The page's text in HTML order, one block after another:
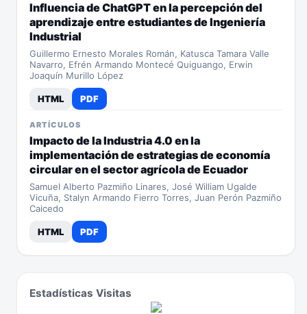
Estadísticas Visitas
Influencia de ChatGPT en la percepción del
aprendizaje entre estudiantes de Ingeniería
Industrial
Guillermo Ernesto Morales Román, Katusca Tamara Valle
Navarro, Efrén Armando Montecé Quiguango, Erwin
Joaquín Murillo López
HTML PDF
ARTÍCULOS
Impacto de la Industria 4.0 en la
implementación de estrategias de economía
circular en el sector agrícola de Ecuador
Samuel Alberto Pazmiño Linares, José William Ugalde
Vicuña, Stalyn Armando Fierro Torres, Juan Perón Pazmiño
Caicedo
HTML PDF